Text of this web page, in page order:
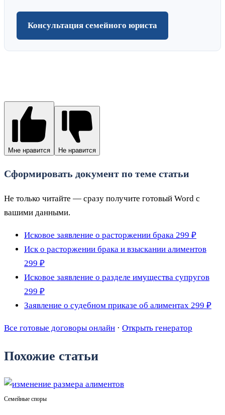
Консультация семейного юриста
Мне нравится Не нравится
Сформировать документ по теме статьи
Не только читайте — сразу получите готовый Word с
вашими данными.
Исковое заявление о расторжении брака 299 ₽
Иск о расторжении брака и взыскании алиментов
299 ₽
Исковое заявление о разделе имущества супругов
299 ₽
Заявление о судебном приказе об алиментах 299 ₽
Все готовые договоры онлайн · Открыть генератор
Похожие статьи
Семейные споры